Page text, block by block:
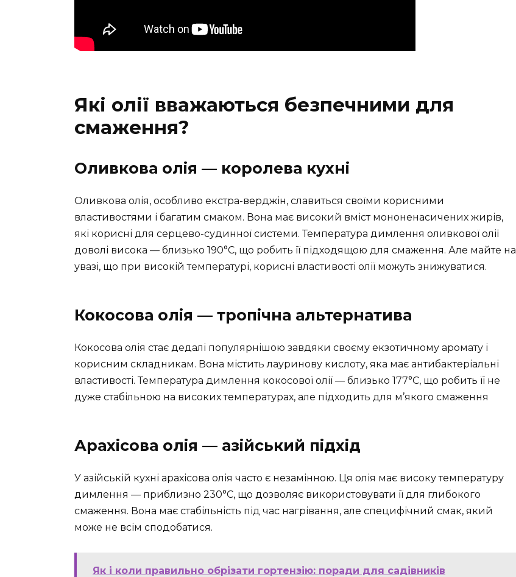
Які олії вважаються безпечними для
смаження?
Оливкова олія — королева кухні
Оливкова олія, особливо екстра-верджін, славиться своїми корисними
властивостями і багатим смаком. Вона має високий вміст мононенасичених жирів,
які корисні для серцево-судинної системи. Температура димлення оливкової олії
доволі висока — близько 190°C, що робить її підходящою для смаження. Але майте на
увазі, що при високій температурі, корисні властивості олії можуть знижуватися.
Кокосова олія — тропічна альтернатива
Кокосова олія стає дедалі популярнішою завдяки своєму екзотичному аромату і
корисним складникам. Вона містить лауринову кислоту, яка має антибактеріальні
властивості. Температура димлення кокосової олії — близько 177°C, що робить її не
дуже стабільною на високих температурах, але підходить для м’якого смаження
Арахісова олія — азійський підхід
У азійській кухні арахісова олія часто є незамінною. Ця олія має високу температуру
димлення — приблизно 230°C, що дозволяє використовувати її для глибокого
смаження. Вона має стабільність під час нагрівання, але специфічний смак, який
може не всім сподобатися.
Як і коли правильно обрізати гортензію: поради для садівників